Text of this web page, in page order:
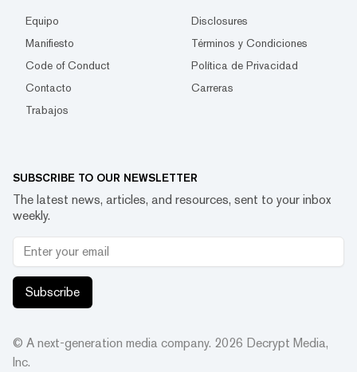
Equipo
Disclosures
Manifiesto
Términos y Condiciones
Code of Conduct
Política de Privacidad
Contacto
Carreras
Trabajos
SUBSCRIBE TO OUR NEWSLETTER
The latest news, articles, and resources, sent to your inbox
weekly.
Subscribe
© A next-generation media company. 2026 Decrypt Media,
Inc.